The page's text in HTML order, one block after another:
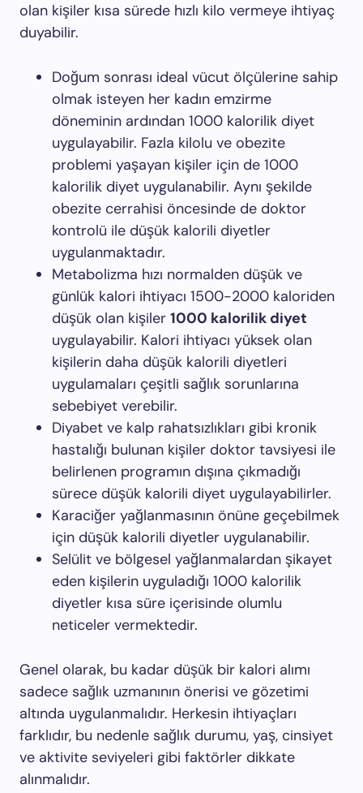
olan kişiler kısa sürede hızlı kilo vermeye ihtiyaç
duyabilir.
Doğum sonrası ideal vücut ölçülerine sahip
olmak isteyen her kadın emzirme
döneminin ardından 1000 kalorilik diyet
uygulayabilir. Fazla kilolu ve obezite
problemi yaşayan kişiler için de 1000
kalorilik diyet uygulanabilir. Aynı şekilde
obezite cerrahisi öncesinde de doktor
kontrolü ile düşük kalorili diyetler
uygulanmaktadır.
Metabolizma hızı normalden düşük ve
günlük kalori ihtiyacı 1500-2000 kaloriden
düşük olan kişiler 1000 kalorilik diyet
uygulayabilir. Kalori ihtiyacı yüksek olan
kişilerin daha düşük kalorili diyetleri
uygulamaları çeşitli sağlık sorunlarına
sebebiyet verebilir.
Diyabet ve kalp rahatsızlıkları gibi kronik
hastalığı bulunan kişiler doktor tavsiyesi ile
belirlenen programın dışına çıkmadığı
sürece düşük kalorili diyet uygulayabilirler.
Karaciğer yağlanmasının önüne geçebilmek
için düşük kalorili diyetler uygulanabilir.
Selülit ve bölgesel yağlanmalardan şikayet
eden kişilerin uyguladığı 1000 kalorilik
diyetler kısa süre içerisinde olumlu
neticeler vermektedir.
Genel olarak, bu kadar düşük bir kalori alımı
sadece sağlık uzmanının önerisi ve gözetimi
altında uygulanmalıdır. Herkesin ihtiyaçları
farklıdır, bu nedenle sağlık durumu, yaş, cinsiyet
ve aktivite seviyeleri gibi faktörler dikkate
alınmalıdır.